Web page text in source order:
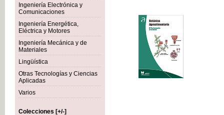
Ingeniería Electrónica y
Comunicaciones
Ingeniería Energética,
Eléctrica y Motores
Ingeniería Mecánica y de
Materiales
Lingüística
Otras Tecnologías y Ciencias
Aplicadas
Varios
Colecciones [+/-]